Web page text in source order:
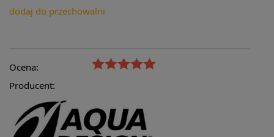
dodaj do przechowalni
Ocena:
Producent: